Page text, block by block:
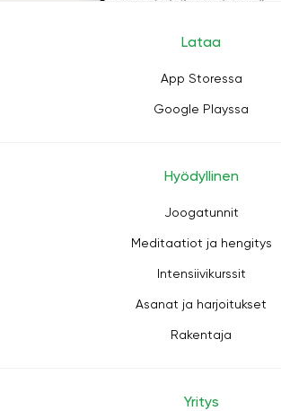
Lataa
App Storessa
Google Playssa
Hyödyllinen
Joogatunnit
Meditaatiot ja hengitys
Intensiivikurssit
Asanat ja harjoitukset
Rakentaja
Yritys